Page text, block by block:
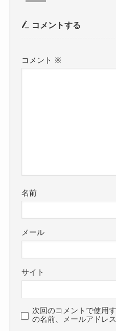
コメントする
コメント ※
名前
メール
サイト
次回のコメントで使用
の名前、メールアドレ